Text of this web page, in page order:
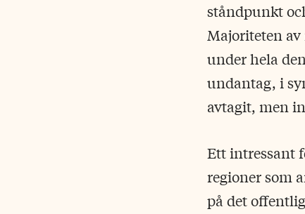
ståndpunkt
Majoriteten
under hela
undantag, i
avtagit, men
Ett intressant
regioner som
på det